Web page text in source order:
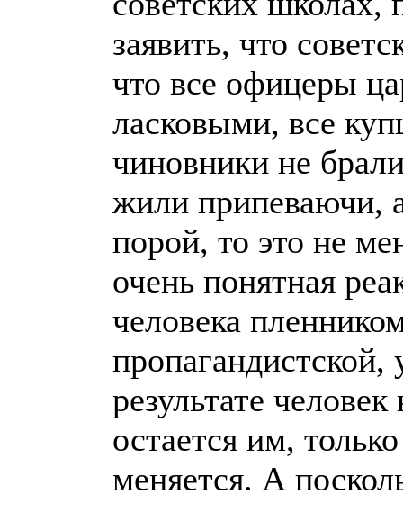
заявить, что
что все офицеры
ласковыми, все
чиновники не
жили припеваючи,
порой, то это не
очень понятная
человека
результате
остается им,
меняется. А